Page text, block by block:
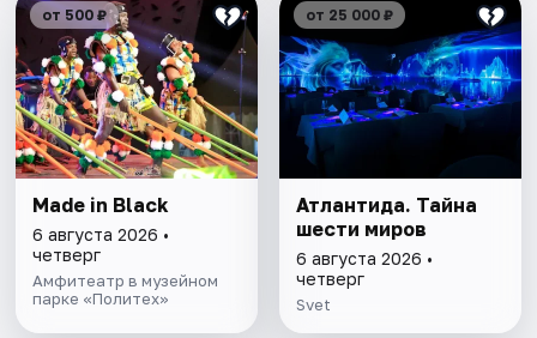
от 500 ₽
Made in Black
6 августа 2026 •
четверг
Амфитеатр в музейном
парке «Политех»
от 25 000 ₽
Атлантида. Тайна
шести миров
6 августа 2026 •
четверг
Svet